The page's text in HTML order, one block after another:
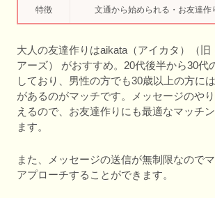
特徴 文通から始められる・お友達作
大人の友達作りはaikata（アイカタ）（旧
アーズ） がおすすめ。20代後半から30代
しており、男性の方でも30歳以上の方に
があるのがマッチです。メッセージのや
えるので、お友達作りにも最適なマッチ
ます。
また、メッセージの送信が無制限なので
アプローチすることができます。